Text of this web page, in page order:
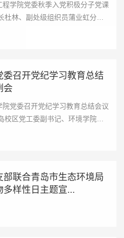
学院党委秋季入党积极分子党课
林、副处级组织员蒲业虹分别
训。党课以“中国共产党百年奋
召开党纪学习教育总结
会
党委召开党纪学习教育总结会议
区党工委副书记、环境学院党
院党委委员、教工党支部书记
联合青岛市生态环境局
多样性日主题宣...